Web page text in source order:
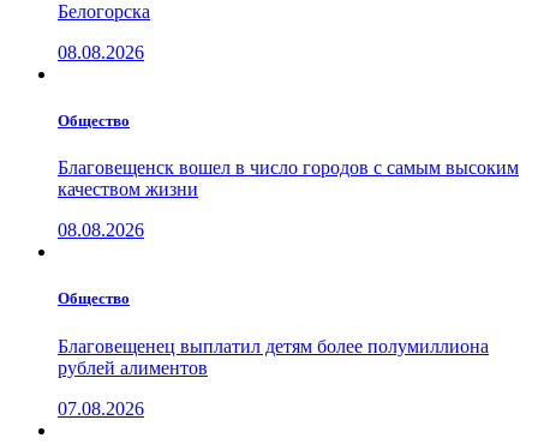
Белогорска
08.08.2026
Общество
Благовещенск вошел в число городов с самым высоким
качеством жизни
08.08.2026
Общество
Благовещенец выплатил детям более полумиллиона
рублей алиментов
07.08.2026